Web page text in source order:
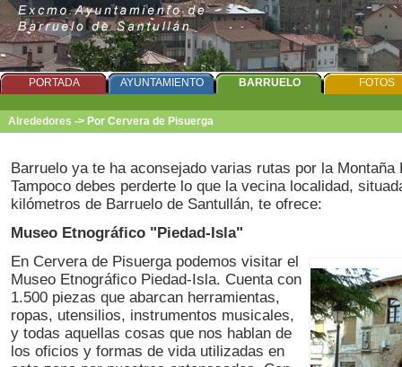
PORTADA AYUNTAMIENTO BARRUELO FOTOS
Alrededores -> Por Cervera de Pisuerga
Barruelo ya te ha aconsejado varias rutas por la Montaña
Tampoco debes perderte lo que la vecina localidad,
kilómetros de Barruelo de Santullán, te ofrece:
Museo Etnográfico "Piedad-Isla"
En Cervera de Pisuerga podemos visitar el
Museo Etnográfico Piedad-Isla. Cuenta con
1.500 piezas que abarcan herramientas,
ropas, utensilios, instrumentos musicales,
y todas aquellas cosas que nos hablan de
los oficios y formas de vida utilizadas en